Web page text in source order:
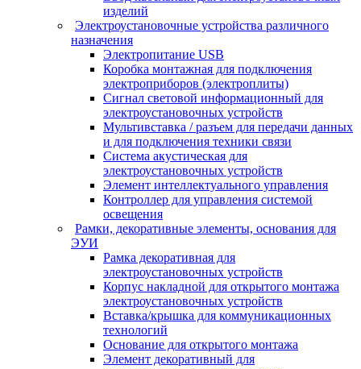
изделий
Электроустановочные устройства различного
назначения
Электропитание USB
Коробка монтажная для подключения
электроприборов (электроплиты)
Сигнал световой информационный для
электроустановочных устройств
Мультивставка / разъем для передачи данных
и для подключения техники связи
Система акустическая для
электроустановочных устройств
Элемент интеллектуального управления
Контроллер для управления системой
освещения
Рамки, декоративные элементы, основания для
ЭУИ
Рамка декоративная для
электроустановочных устройств
Корпус накладной для открытого монтажа
электроустановочных устройств
Вставка/крышка для коммуникационных
технологий
Основание для открытого монтажа
Элемент декоративный для